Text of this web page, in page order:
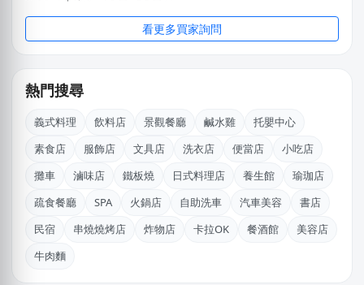
花蓮縣｜預算 50萬~100萬元
李X臻
台中市｜預算 30萬~50萬元
新北市｜預算 10萬~30萬元
高雄市｜預算 30萬~50萬元
新北市｜預算 50萬~100萬元
看更多買家詢問
熱門搜尋
義式料理 飲料店 景觀餐廳 鹹水雞
托嬰中心
素食店
服飾店 文具店 洗衣店 便當店
小吃店
攤車
滷味店 鐵板燒 日式料理店 養生館
瑜珈店
疏食餐廳
SPA 火鍋店 自助洗車 汽車美容
書店
民宿
串燒燒烤店 炸物店 卡拉OK 餐酒館
美容店
牛肉麵